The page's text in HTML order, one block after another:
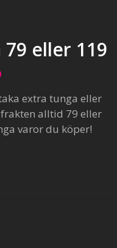
eller 119
extra tunga eller
alltid 79 eller
varor du köper!